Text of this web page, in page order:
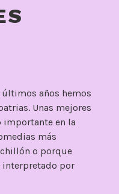
últimos años hemos
Unas mejores
importante en la
más
chillón o porque
interpretado por